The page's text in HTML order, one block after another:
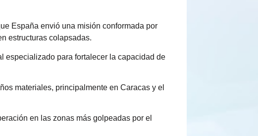
España envió una misión conformada por
estructuras colapsadas.
especializado para fortalecer la capacidad de
materiales, principalmente en Caracas y el
en las zonas más golpeadas por el